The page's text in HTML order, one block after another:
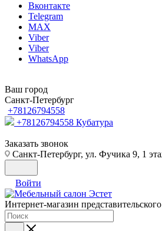
Вконтакте
Telegram
MAX
Viber
Viber
WhatsApp
Ваш город
Санкт-Петербург
+78126794558
+78126794558 Кубатура
Заказать звонок
Санкт-Петербург, ул. Фучика 9, 1
Войти
Интернет-магазин представительского